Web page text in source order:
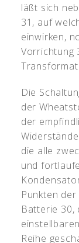
läßt sich
31, auf
einwirken,
Vorrichtung
Die
der
der
die alle
und
Punkten
Batterie 30,
Reihe